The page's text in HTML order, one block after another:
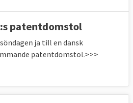
patentdomstol
ja till en dansk
patentdomstol.>>>